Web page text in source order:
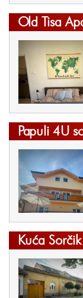
Old Tisa
Papuli 4U
Kuća